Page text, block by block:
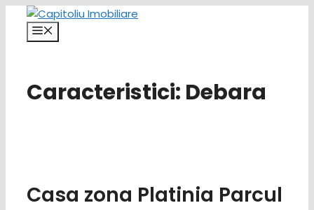
conținut
Caracteristici: Debara
Casa zona Platinia Parcul